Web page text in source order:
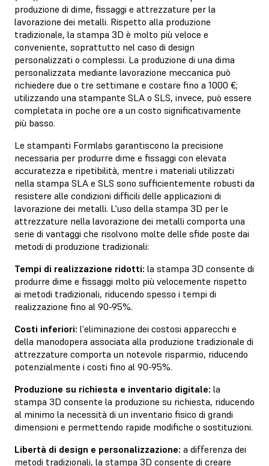
produzione di dime, fissaggi e attrezzature per la
lavorazione dei metalli. Rispetto alla produzione
tradizionale, la stampa 3D è molto più veloce e
conveniente, soprattutto nel caso di design
personalizzati o complessi. La produzione di una dima
personalizzata mediante lavorazione meccanica può
richiedere due o tre settimane e costare fino a 1000 €;
utilizzando una stampante SLA o SLS, invece, può essere
completata in poche ore a un costo significativamente
più basso.
Le stampanti Formlabs garantiscono la precisione
necessaria per produrre dime e fissaggi con elevata
accuratezza e ripetibilità, mentre i materiali utilizzati
nella stampa SLA e SLS sono sufficientemente robusti da
resistere alle condizioni difficili delle applicazioni di
lavorazione dei metalli. L'uso della stampa 3D per le
attrezzature nella lavorazione dei metalli comporta una
serie di vantaggi che risolvono molte delle sfide poste dai
metodi di produzione tradizionali:
Tempi di realizzazione ridotti: la stampa 3D consente di
produrre dime e fissaggi molto più velocemente rispetto
ai metodi tradizionali, riducendo spesso i tempi di
realizzazione fino al 90-95%.
Costi inferiori: l'eliminazione dei costosi apparecchi e
della manodopera associata alla produzione tradizionale di
attrezzature comporta un notevole risparmio, riducendo
potenzialmente i costi fino al 90-95%.
Produzione su richiesta e inventario digitale: la
stampa 3D consente la produzione su richiesta, riducendo
al minimo la necessità di un inventario fisico di grandi
dimensioni e permettendo rapide modifiche o sostituzioni.
Libertà di design e personalizzazione: a differenza dei
metodi tradizionali, la stampa 3D consente di creare